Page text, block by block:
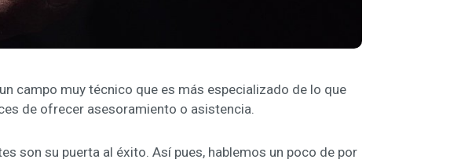
campo muy técnico que es más especializado de lo que
de ofrecer asesoramiento o asistencia.
son su puerta al éxito. Así pues, hablemos un poco de por